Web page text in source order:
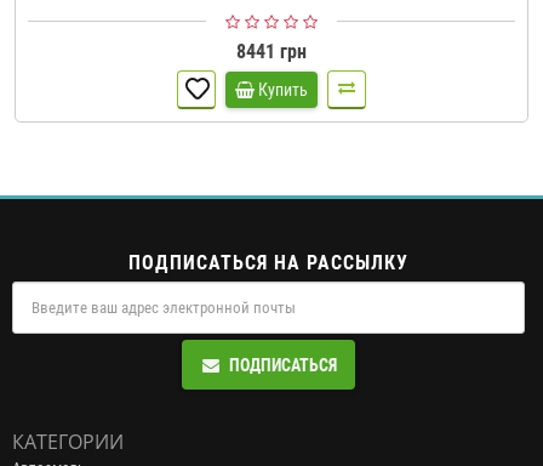
8441 грн
Купить
ПОДПИСАТЬСЯ НА РАССЫЛКУ
ПОДПИСАТЬСЯ
КАТЕГОРИИ